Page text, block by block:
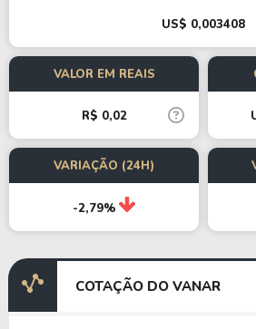
US$ 0,003408
VALOR EM REAIS
R$ 0,02
VARIAÇÃO (24H)
-2,79%
COTAÇÃO DO VANAR